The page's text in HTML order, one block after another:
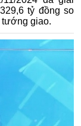
tỷ đồng so
tướng giao.